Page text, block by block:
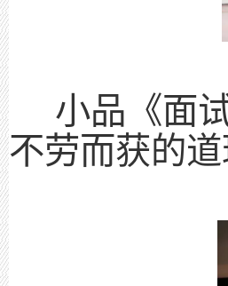
小品《面
不劳而获的道